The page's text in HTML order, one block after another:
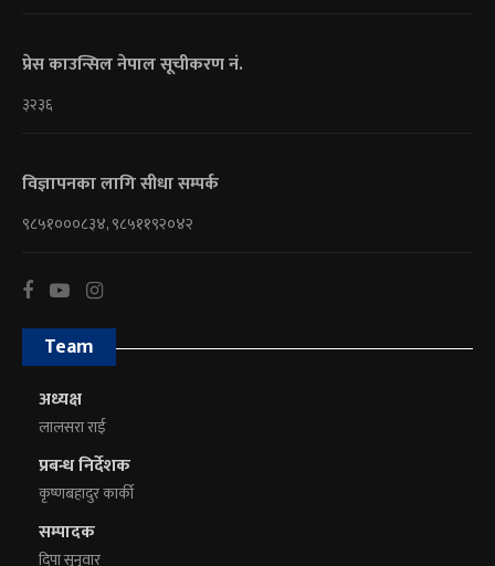
प्रेस काउन्सिल नेपाल सूचीकरण नं.
३२३६
विज्ञापनका लागि सीधा सम्पर्क
९८५१०००८३४, ९८५११९२०४२
Team
अध्यक्ष
लालसरा राई
प्रबन्ध निर्देशक
कृष्णबहादुर कार्की
सम्पादक
दिपा सुनुवार